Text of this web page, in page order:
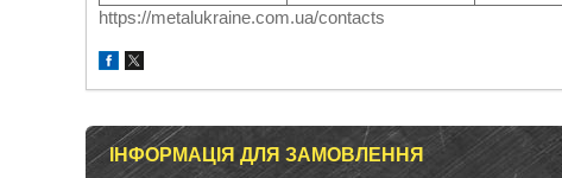
https://metalukraine.com.ua/contacts
ІНФОРМАЦІЯ ДЛЯ ЗАМОВЛЕННЯ